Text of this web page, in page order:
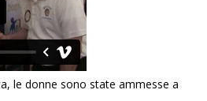
le donne sono state ammesse a